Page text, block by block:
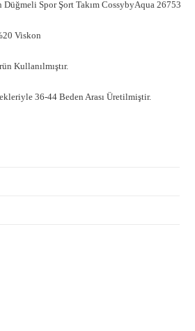
Düğmeli Spor Şort Takım CossybyAqua 26753
Viskon
Kullanılmıştır.
36-44 Beden Arası Üretilmiştir.